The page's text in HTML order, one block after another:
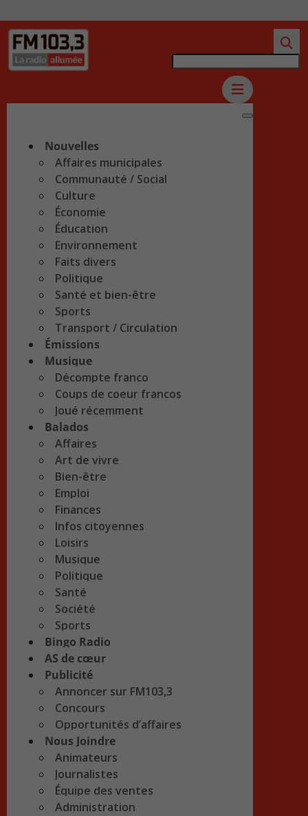
Nouvelles
Affaires municipales
Communauté / Social
Culture
Économie
Éducation
Environnement
Faits divers
Politique
Santé et bien-être
Sports
Transport / Circulation
Émissions
Musique
Décompte franco
Coups de coeur francos
Joué récemment
Balados
Affaires
Art de vivre
Bien-être
Emploi
Finances
Infos citoyennes
Loisirs
Musique
Politique
Santé
Société
Sports
Bingo Radio
AS de cœur
Publicité
Annoncer sur FM103,3
Concours
Opportunités d’affaires
Nous Joindre
Animateurs
Journalistes
Équipe des ventes
Administration